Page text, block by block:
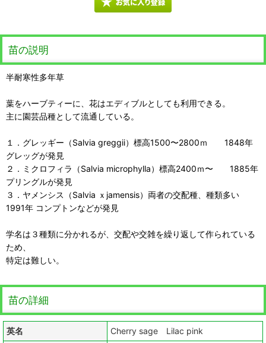
苗の説明
半耐寒性多年草
葉をハーブティーに、花はエディブルとしても利用できる。
主に園芸品種として流通している。
１．グレッギー（Salvia greggii）標高1500〜2800ｍ 1848年
グレッグが発見
２．ミクロフィラ（Salvia microphylla）標高2400ｍ〜 1885年
プリングルが発見
３．ヤメンシス（Salvia ｘjamensis）両者の交配種、種類多い
1991年 コンプトンなどが発見
学名は３種類に分かれるが、交配や交雑を繰り返して作られている
ため、
特定は難しい。
苗の詳細
英名
Cherry sage Lilac pink